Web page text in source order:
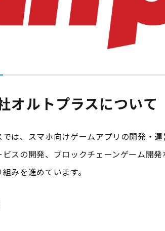
オルトプラスについて
では、スマホ向けゲームアプリの開発・
スの開発、ブロックチェーンゲーム開
みを進めています。